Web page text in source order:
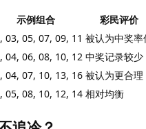
示例组合
彩民评价
03, 05, 07, 09, 11 被认为中奖率
04, 06, 08, 10, 12 中奖记录较少
04, 07, 10, 13, 16 被认为更合理
05, 08, 10, 12, 14 相对均衡